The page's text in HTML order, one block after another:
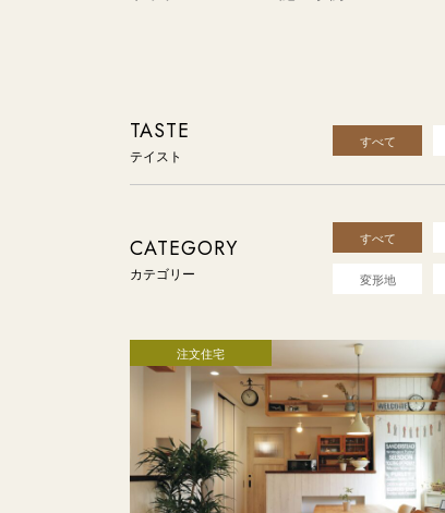
テイスト
すべて
カテゴリー
すべて
変形地
注文住宅